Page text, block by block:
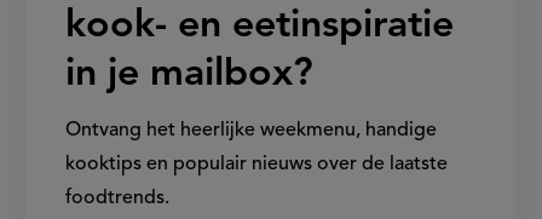
kook- en eetinspiratie
in je mailbox?
Ontvang het heerlijke weekmenu, handige
kooktips en populair nieuws over de laatste
foodtrends.